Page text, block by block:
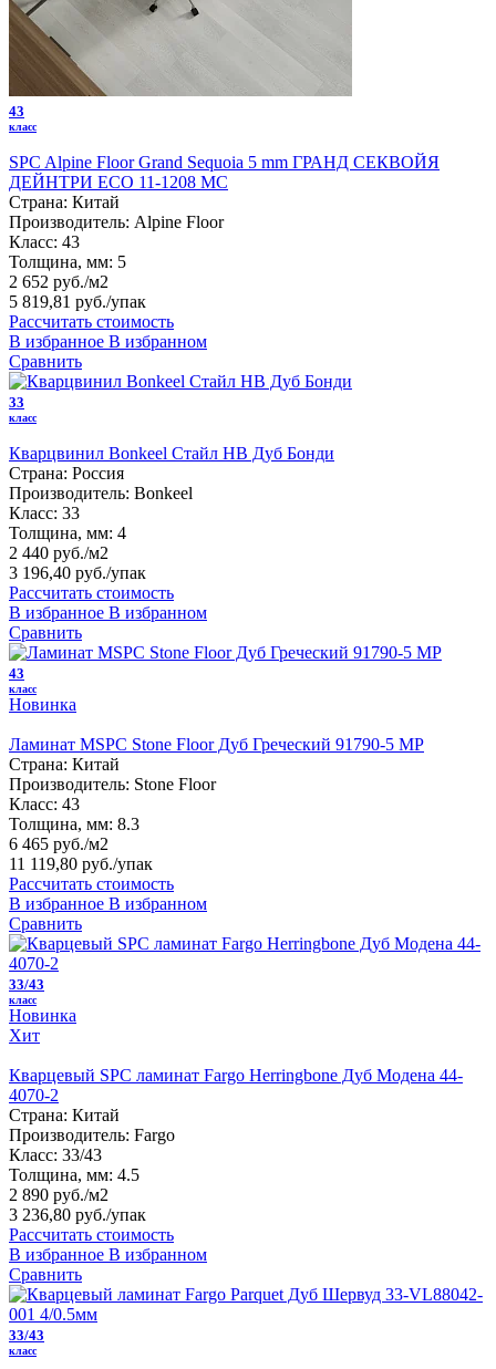
43
класс
SPC Alpine Floor Grand Sequoia 5 mm ГРАНД СЕКВОЙЯ
ДЕЙНТРИ ECO 11-1208 MC
Страна: Китай
Производитель: Alpine Floor
Класс: 43
Толщина, мм: 5
2 652 руб./м2
5 819,81 руб./упак
Рассчитать стоимость
В избранное В избранном
Сравнить
33
класс
Кварцвинил Bonkeel Стайл HB Дуб Бонди
Страна: Россия
Производитель: Bonkeel
Класс: 33
Толщина, мм: 4
2 440 руб./м2
3 196,40 руб./упак
Рассчитать стоимость
В избранное В избранном
Сравнить
43
класс
Новинка
Ламинат MSPC Stone Floor Дуб Греческий 91790-5 MP
Страна: Китай
Производитель: Stone Floor
Класс: 43
Толщина, мм: 8.3
6 465 руб./м2
11 119,80 руб./упак
Рассчитать стоимость
В избранное В избранном
Сравнить
33/43
класс
Новинка
Хит
Кварцевый SPC ламинат Fargo Herringbone Дуб Модена 44-
4070-2
Страна: Китай
Производитель: Fargo
Класс: 33/43
Толщина, мм: 4.5
2 890 руб./м2
3 236,80 руб./упак
Рассчитать стоимость
В избранное В избранном
Сравнить
33/43
класс